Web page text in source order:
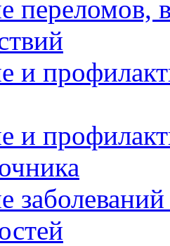
переломов,
и
и